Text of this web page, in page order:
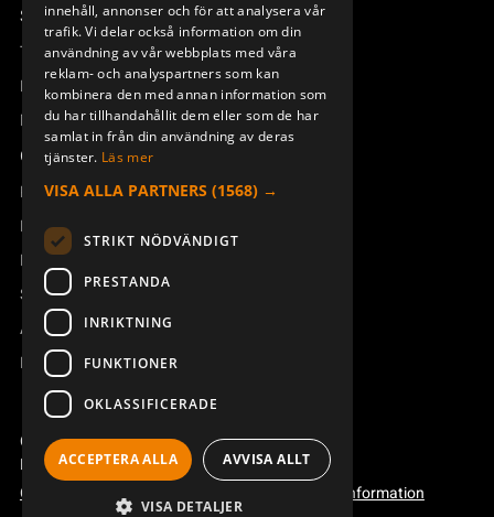
Support
Teknisk support
Boka service
Manualer och videoinstruktioner
Om Åkerströms
Kontakt
Nyheter
Pressrum
Säkerhet och direktiv
Allmänna villkor
REACH
Copyright ©2026 Åkerströms. All rights reserved.
Björbovägen 143, 786 97 Björbo.
Code of conduct
Webbplatsinformation
DEUTSCH
innehåll, annonser och för att analysera vår
trafik. Vi delar också information om din
användning av vår webbplats med våra
reklam- och analyspartners som kan
kombinera den med annan information som
du har tillhandahållit dem eller som de har
samlat in från din användning av deras
tjänster. Läs mer
VISA ALLA PARTNERS (1568) →
STRIKT NÖDVÄNDIGT
PRESTANDA
INRIKTNING
FUNKTIONER
OKLASSIFICERADE
ACCEPTERA ALLA AVVISA ALLT
VISA DETALJER